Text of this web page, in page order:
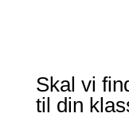
Skal vi
til din